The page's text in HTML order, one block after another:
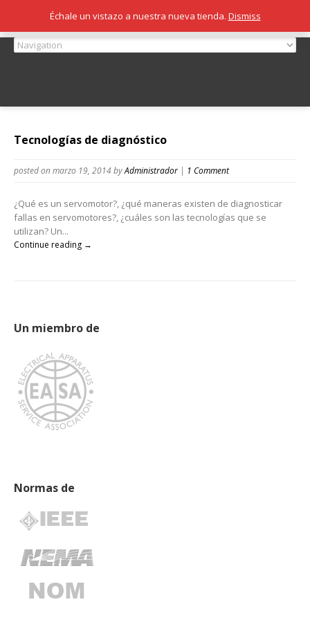
Tecnologías de diagnóstico
posted on marzo 19, 2014byAdministrador | 1 Comment
¿Qué es un servomotor?, ¿qué maneras existen de diagnosticar
fallas en servomotores?, ¿cuáles son las tecnologías que se
utilizan? Un...
Continue reading →
Un miembro de
Normas de
Échale un vistazo a nuestra nueva tienda. Dismiss